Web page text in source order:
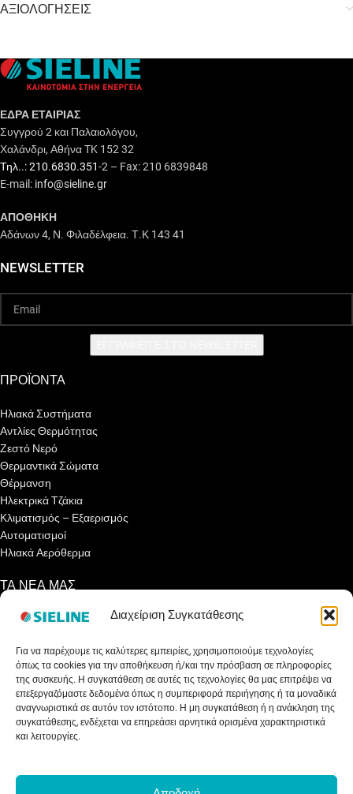
Διαχείριση Συγκατάθεσης
Για να παρέχουμε τις καλύτερες εμπειρίες, χρησιμοποιούμε τεχνολογίες
όπως τα cookies για την αποθήκευση ή/και την πρόσβαση σε πληροφορίες
της συσκευής. Η συγκατάθεση σε αυτές τις τεχνολογίες θα μας επιτρέψει να
επεξεργαζόμαστε δεδομένα όπως η συμπεριφορά περιήγησης ή τα μοναδικά
αναγνωριστικά σε αυτόν τον ιστότοπο. Η μη συγκατάθεση ή η ανάκληση της
συγκατάθεσης, ενδέχεται να επηρεάσει αρνητικά ορισμένα χαρακτηριστικά
και λειτουργίες.
ΑΞΙΟΛΟΓΗΣΕΙΣ
ΕΔΡΑ ΕΤΑΙΡΙΑΣ
Συγγρού 2 και Παλαιολόγου,
Χαλάνδρι, Αθήνα TK 152 32
Τηλ..: 210.6830.351-2 – Fax: 210 6839848
E-mail: info@sieline.gr
ΑΠΟΘΗΚΗ
Αδάνων 4, Ν. Φιλαδέλφεια. Τ.Κ 143 41
NEWSLETTER
ΠΡΟΪΟΝΤΑ
Ηλιακά Συστήματα
Αντλίες Θερμότητας
Ζεστό Νερό
Θερμαντικά Σώματα
Θέρμανση
Ηλεκτρικά Τζάκια
Κλιματισμός – Εξαερισμός
Αυτοματισμοί
Ηλιακά Αερόθερμα
ΤΑ ΝΕΑ ΜΑΣ
Ενημερωτικά Άρθρα
Συνεντεύξεις
Εκθέσεις
Net Metering
Εξοικονομώ Αυτονομώ
Επιδότηση Ηλιακού 2023